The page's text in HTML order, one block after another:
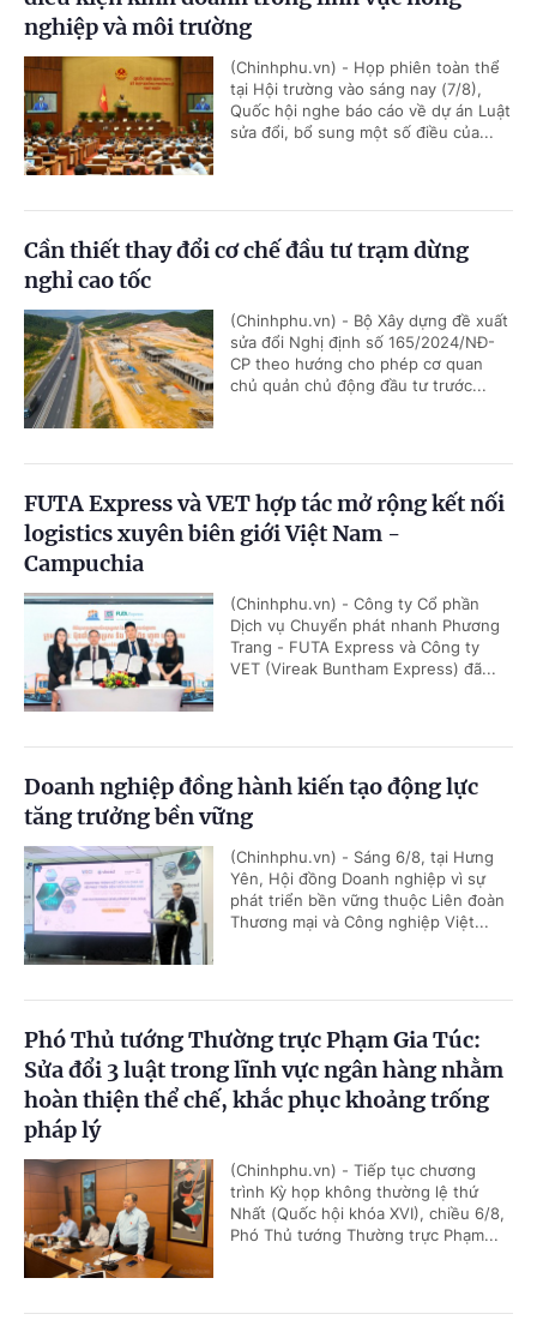
nghiệp và môi trường
(Chinhphu.vn) - Họp phiên toàn thể
tại Hội trường vào sáng nay (7/8),
Quốc hội nghe báo cáo về dự án Luật
sửa đổi, bổ sung một số điều của...
Cần thiết thay đổi cơ chế đầu tư trạm dừng
nghỉ cao tốc
(Chinhphu.vn) - Bộ Xây dựng đề xuất
sửa đổi Nghị định số 165/2024/NĐ-
CP theo hướng cho phép cơ quan
chủ quản chủ động đầu tư trước...
FUTA Express và VET hợp tác mở rộng kết nối
logistics xuyên biên giới Việt Nam -
Campuchia
(Chinhphu.vn) - Công ty Cổ phần
Dịch vụ Chuyển phát nhanh Phương
Trang - FUTA Express và Công ty
VET (Vireak Buntham Express) đã...
Doanh nghiệp đồng hành kiến tạo động lực
tăng trưởng bền vững
(Chinhphu.vn) - Sáng 6/8, tại Hưng
Yên, Hội đồng Doanh nghiệp vì sự
phát triển bền vững thuộc Liên đoàn
Thương mại và Công nghiệp Việt...
Phó Thủ tướng Thường trực Phạm Gia Túc:
Sửa đổi 3 luật trong lĩnh vực ngân hàng nhằm
hoàn thiện thể chế, khắc phục khoảng trống
pháp lý
(Chinhphu.vn) - Tiếp tục chương
trình Kỳ họp không thường lệ thứ
Nhất (Quốc hội khóa XVI), chiều 6/8,
Phó Thủ tướng Thường trực Phạm...